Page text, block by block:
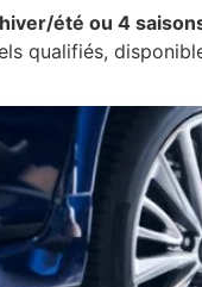
été ou 4
qualifiés,